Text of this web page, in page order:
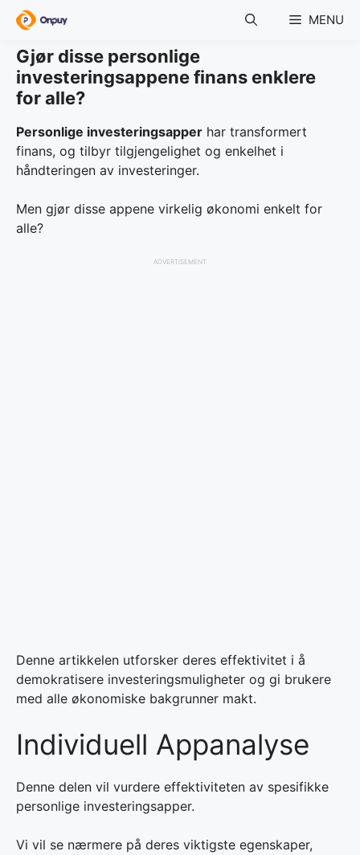
Skip
content
MENU
Gjør disse personlige
investeringsappene finans enklere
for alle?
Personlige investeringsapper har transformert
finans, og tilbyr tilgjengelighet og enkelhet i
håndteringen av investeringer.
Men gjør disse appene virkelig økonomi enkelt for
alle?
ADVERTISEMENT
Denne artikkelen utforsker deres effektivitet i å
demokratisere investeringsmuligheter og gi brukere
med alle økonomiske bakgrunner makt.
Individuell Appanalyse
Denne delen vil vurdere effektiviteten av spesifikke
personlige investeringsapper.
Vi vil se nærmere på deres viktigste egenskaper,